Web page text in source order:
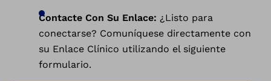
Contacte Con Su Enlace: ¿Listo para
conectarse? Comuníquese directamente con
su Enlace Clínico utilizando el siguiente
formulario.